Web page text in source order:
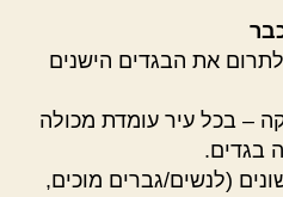
לתרום את הבגדים הישנים
– בכל עיר עומדת מכולה
בגדים.
(לנשים/גברים מוכים,